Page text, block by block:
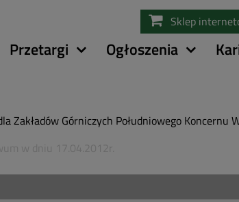
treści
Sklep
Przetargi Ogłoszenia
Zakładów Górniczych Południowego Koncernu